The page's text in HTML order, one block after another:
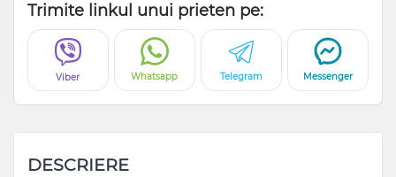
Trimite linkul unui prieten pe:
Viber Whatsapp Telegram Messenger
DESCRIERE